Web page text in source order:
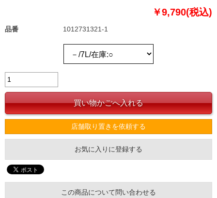
￥9,790(税込)
品番 1012731321-1
店舗取り置きを依頼する
お気に入りに登録する
この商品について問い合わせる